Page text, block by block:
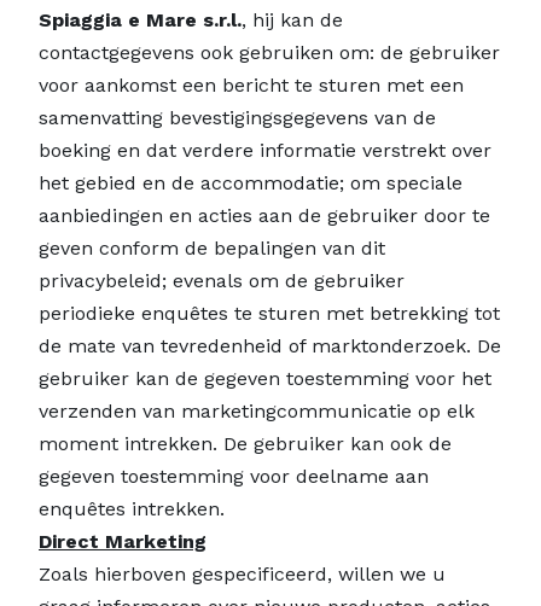
Spiaggia e Mare s.r.l., hij kan de
contactgegevens ook gebruiken om: de gebruiker
voor aankomst een bericht te sturen met een
samenvatting bevestigingsgegevens van de
boeking en dat verdere informatie verstrekt over
het gebied en de accommodatie; om speciale
aanbiedingen en acties aan de gebruiker door te
geven conform de bepalingen van dit
privacybeleid; evenals om de gebruiker
periodieke enquêtes te sturen met betrekking tot
de mate van tevredenheid of marktonderzoek. De
gebruiker kan de gegeven toestemming voor het
verzenden van marketingcommunicatie op elk
moment intrekken. De gebruiker kan ook de
gegeven toestemming voor deelname aan
enquêtes intrekken.
Direct Marketing
Zoals hierboven gespecificeerd, willen we u